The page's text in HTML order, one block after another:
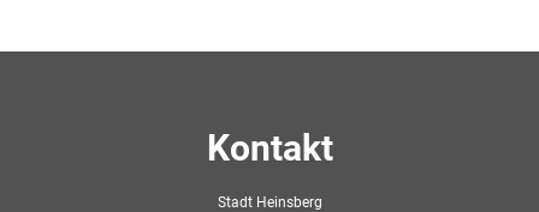
Kontakt
Stadt Heinsberg